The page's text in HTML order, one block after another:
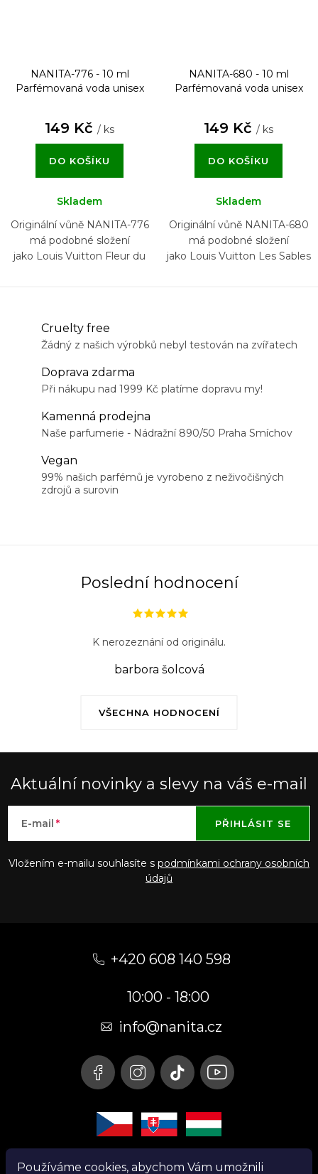
Používáme cookies, abychom Vám umožnili
NANITA-776 - 10 ml
Parfémovaná voda unisex
149 Kč / ks
DO KOŠÍKU
Skladem
Originální vůně NANITA-776
má podobné složení
jako Louis Vuitton Fleur du
NANITA-680 - 10 ml
Parfémovaná voda unisex
149 Kč / ks
DO KOŠÍKU
Skladem
Originální vůně NANITA-680
má podobné složení
jako Louis Vuitton Les Sables
Cruelty free
Žádný z našich výrobků nebyl testován na zvířatech
Doprava zdarma
Při nákupu nad 1999 Kč platíme dopravu my!
Kamenná prodejna
Naše parfumerie - Nádražní 890/50 Praha Smíchov
Vegan
99% našich parfémů je vyrobeno z neživočišných
zdrojů a surovin
Poslední hodnocení
VŠECHNA HODNOCENÍ
K nerozeznání od originálu.
barbora šolcová
Aktuální novinky a slevy na váš e-mail
E-mail
Vložením e-mailu souhlasíte s podmínkami ochrany osobních
údajů
PŘIHLÁSIT SE
+420 608 140 598
10:00 - 18:00
info@nanita.cz